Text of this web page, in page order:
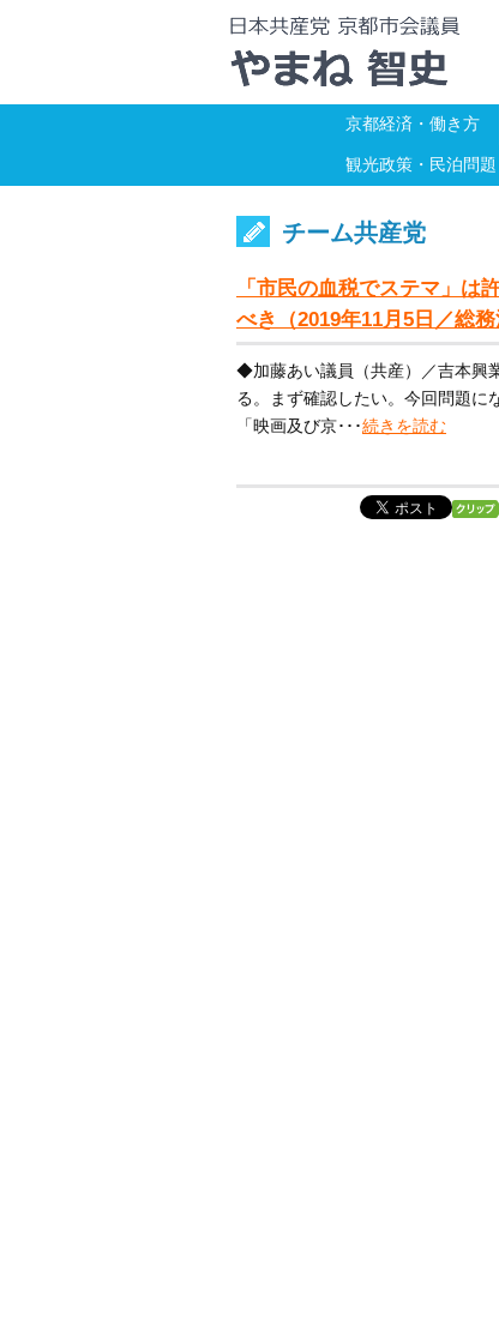
京都経済・働き方
観光政策・民泊問題
チーム共産党
「市民の血税でステマ」は
べき（2019年11月5日／総
◆加藤あい議員（共産）／吉本興
る。まず確認したい。今回問題に
「映画及び京･･･続きを読む